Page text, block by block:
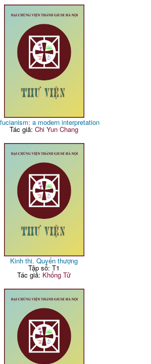
a modern interpretation
Tác giả:Chi Yun Chang
Kinh thi. Quyển thượng
Tập số: T1
Tác giả: Khổng Tử